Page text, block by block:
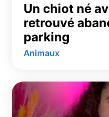
Un chiot né
retrouvé
parking
Animaux